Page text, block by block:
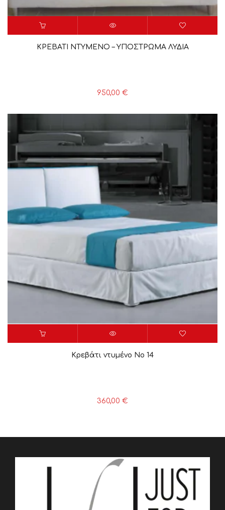
ΚΡΕΒΑΤΙ ΝΤΥΜΕΝΟ – ΥΠΟΣΤΡΩΜΑ ΛΥΔΙΑ
950,00 €
Κρεβάτι ντυμένο Νο 14
360,00 €